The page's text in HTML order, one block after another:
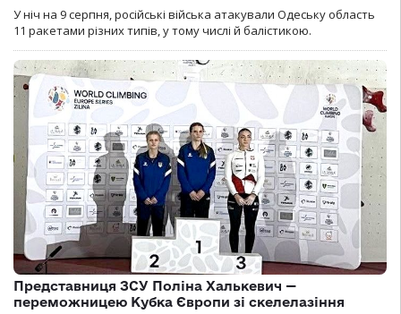
У ніч на 9 серпня, російські війська атакували Одеську область
11 ракетами різних типів, у тому числі й балістикою.
Представниця ЗСУ Поліна Халькевич —
переможницею Кубка Європи зі скелелазіння